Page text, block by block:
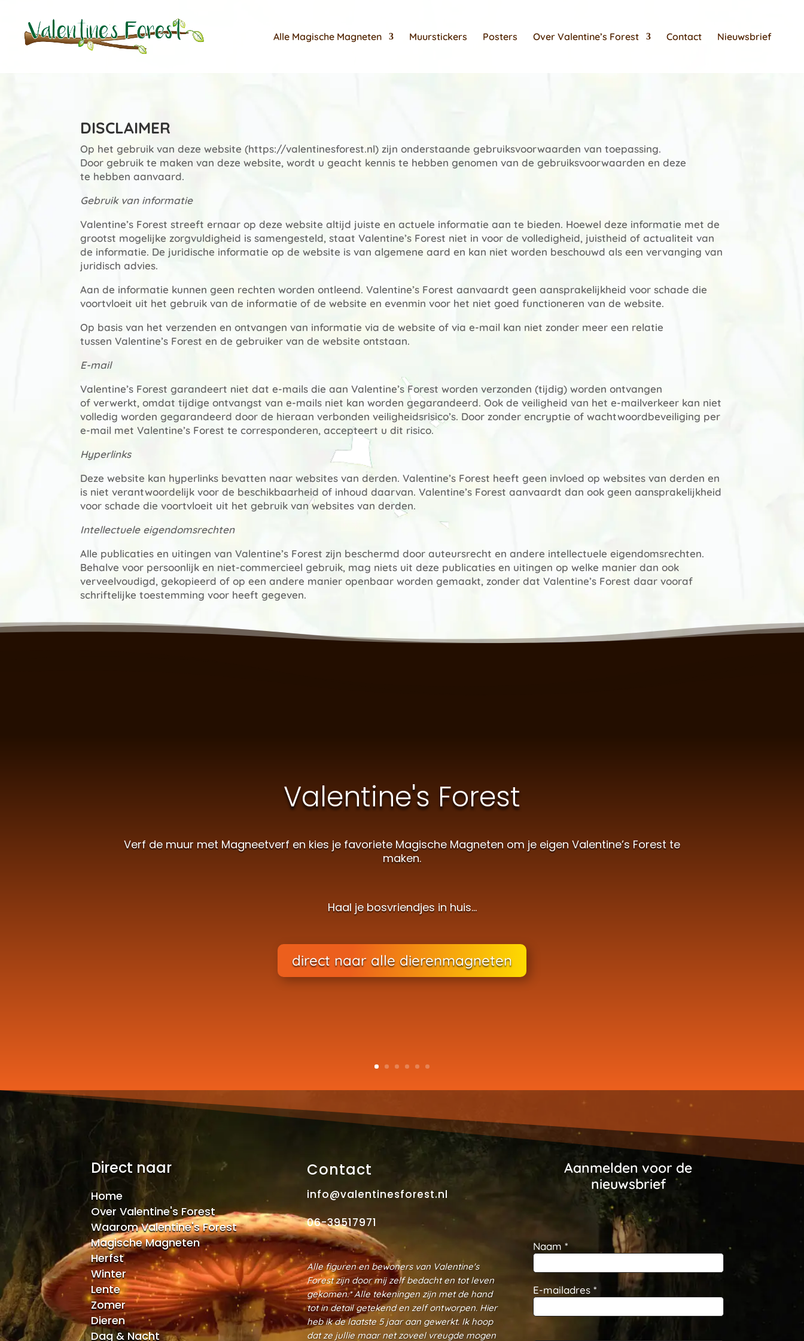
Alle Magische Magneten Muurstickers Posters Over Valentine’s Forest Contact Nieuwsbrief
DISCLAIMER
Op het gebruik van deze website (https://valentinesforest.nl) zijn onderstaande gebruiksvoorwaarden van toepassing.
Door gebruik te maken van deze website, wordt u geacht kennis te hebben genomen van de gebruiksvoorwaarden en deze
te hebben aanvaard.
Gebruik van informatie
Valentine’s Forest streeft ernaar op deze website altijd juiste en actuele informatie aan te bieden. Hoewel deze informatie met de
grootst mogelijke zorgvuldigheid is samengesteld, staat Valentine’s Forest niet in voor de volledigheid, juistheid of actualiteit van
de informatie. De juridische informatie op de website is van algemene aard en kan niet worden beschouwd als een vervanging van
juridisch advies.
Aan de informatie kunnen geen rechten worden ontleend. Valentine’s Forest aanvaardt geen aansprakelijkheid voor schade die
voortvloeit uit het gebruik van de informatie of de website en evenmin voor het niet goed functioneren van de website.
Op basis van het verzenden en ontvangen van informatie via de website of via e-mail kan niet zonder meer een relatie
tussen Valentine’s Forest en de gebruiker van de website ontstaan.
E-mail
Valentine’s Forest garandeert niet dat e-mails die aan Valentine’s Forest worden verzonden (tijdig) worden ontvangen
of verwerkt, omdat tijdige ontvangst van e-mails niet kan worden gegarandeerd. Ook de veiligheid van het e-mailverkeer kan niet
volledig worden gegarandeerd door de hieraan verbonden veiligheidsrisico’s. Door zonder encryptie of wachtwoordbeveiliging per
e-mail met Valentine’s Forest te corresponderen, accepteert u dit risico.
Hyperlinks
Deze website kan hyperlinks bevatten naar websites van derden. Valentine’s Forest heeft geen invloed op websites van derden en
is niet verantwoordelijk voor de beschikbaarheid of inhoud daarvan. Valentine’s Forest aanvaardt dan ook geen aansprakelijkheid
voor schade die voortvloeit uit het gebruik van websites van derden.
Intellectuele eigendomsrechten
Alle publicaties en uitingen van Valentine’s Forest zijn beschermd door auteursrecht en andere intellectuele eigendomsrechten.
Behalve voor persoonlijk en niet-commercieel gebruik, mag niets uit deze publicaties en uitingen op welke manier dan ook
verveelvoudigd, gekopieerd of op een andere manier openbaar worden gemaakt, zonder dat Valentine’s Forest daar vooraf
schriftelijke toestemming voor heeft gegeven.
Valentine's Forest
Verf de muur met Magneetverf en kies je favoriete Magische Magneten om je eigen Valentine’s Forest te
maken.
Haal je bosvriendjes in huis…
direct naar alle dierenmagneten
Direct naar
Home
Over Valentine's Forest
Waarom Valentine's Forest
Magische Magneten
Herfst
Winter
Lente
Zomer
Dieren
Dag & Nacht
Contact
info@valentinesforest.nl
06-39517971
Alle figuren en bewoners van Valentine's
Forest zijn door mij zelf bedacht en tot leven
gekomen.* Alle tekeningen zijn met de hand
tot in detail getekend en zelf ontworpen. Hier
heb ik de laatste 5 jaar aan gewerkt. Ik hoop
dat ze jullie maar net zoveel vreugde mogen
Aanmelden voor de
nieuwsbrief
Naam *
E-mailadres *